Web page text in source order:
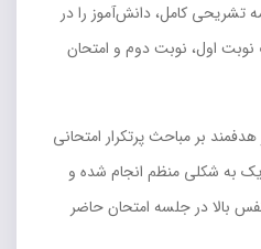
تشریحی کامل، دانش‌آموز را در
نوبت اول، نوبت دوم و امتحان
بر مباحث پرتکرار امتحانی
به شکلی منظم انجام شده و
بالا در جلسه امتحان حاضر